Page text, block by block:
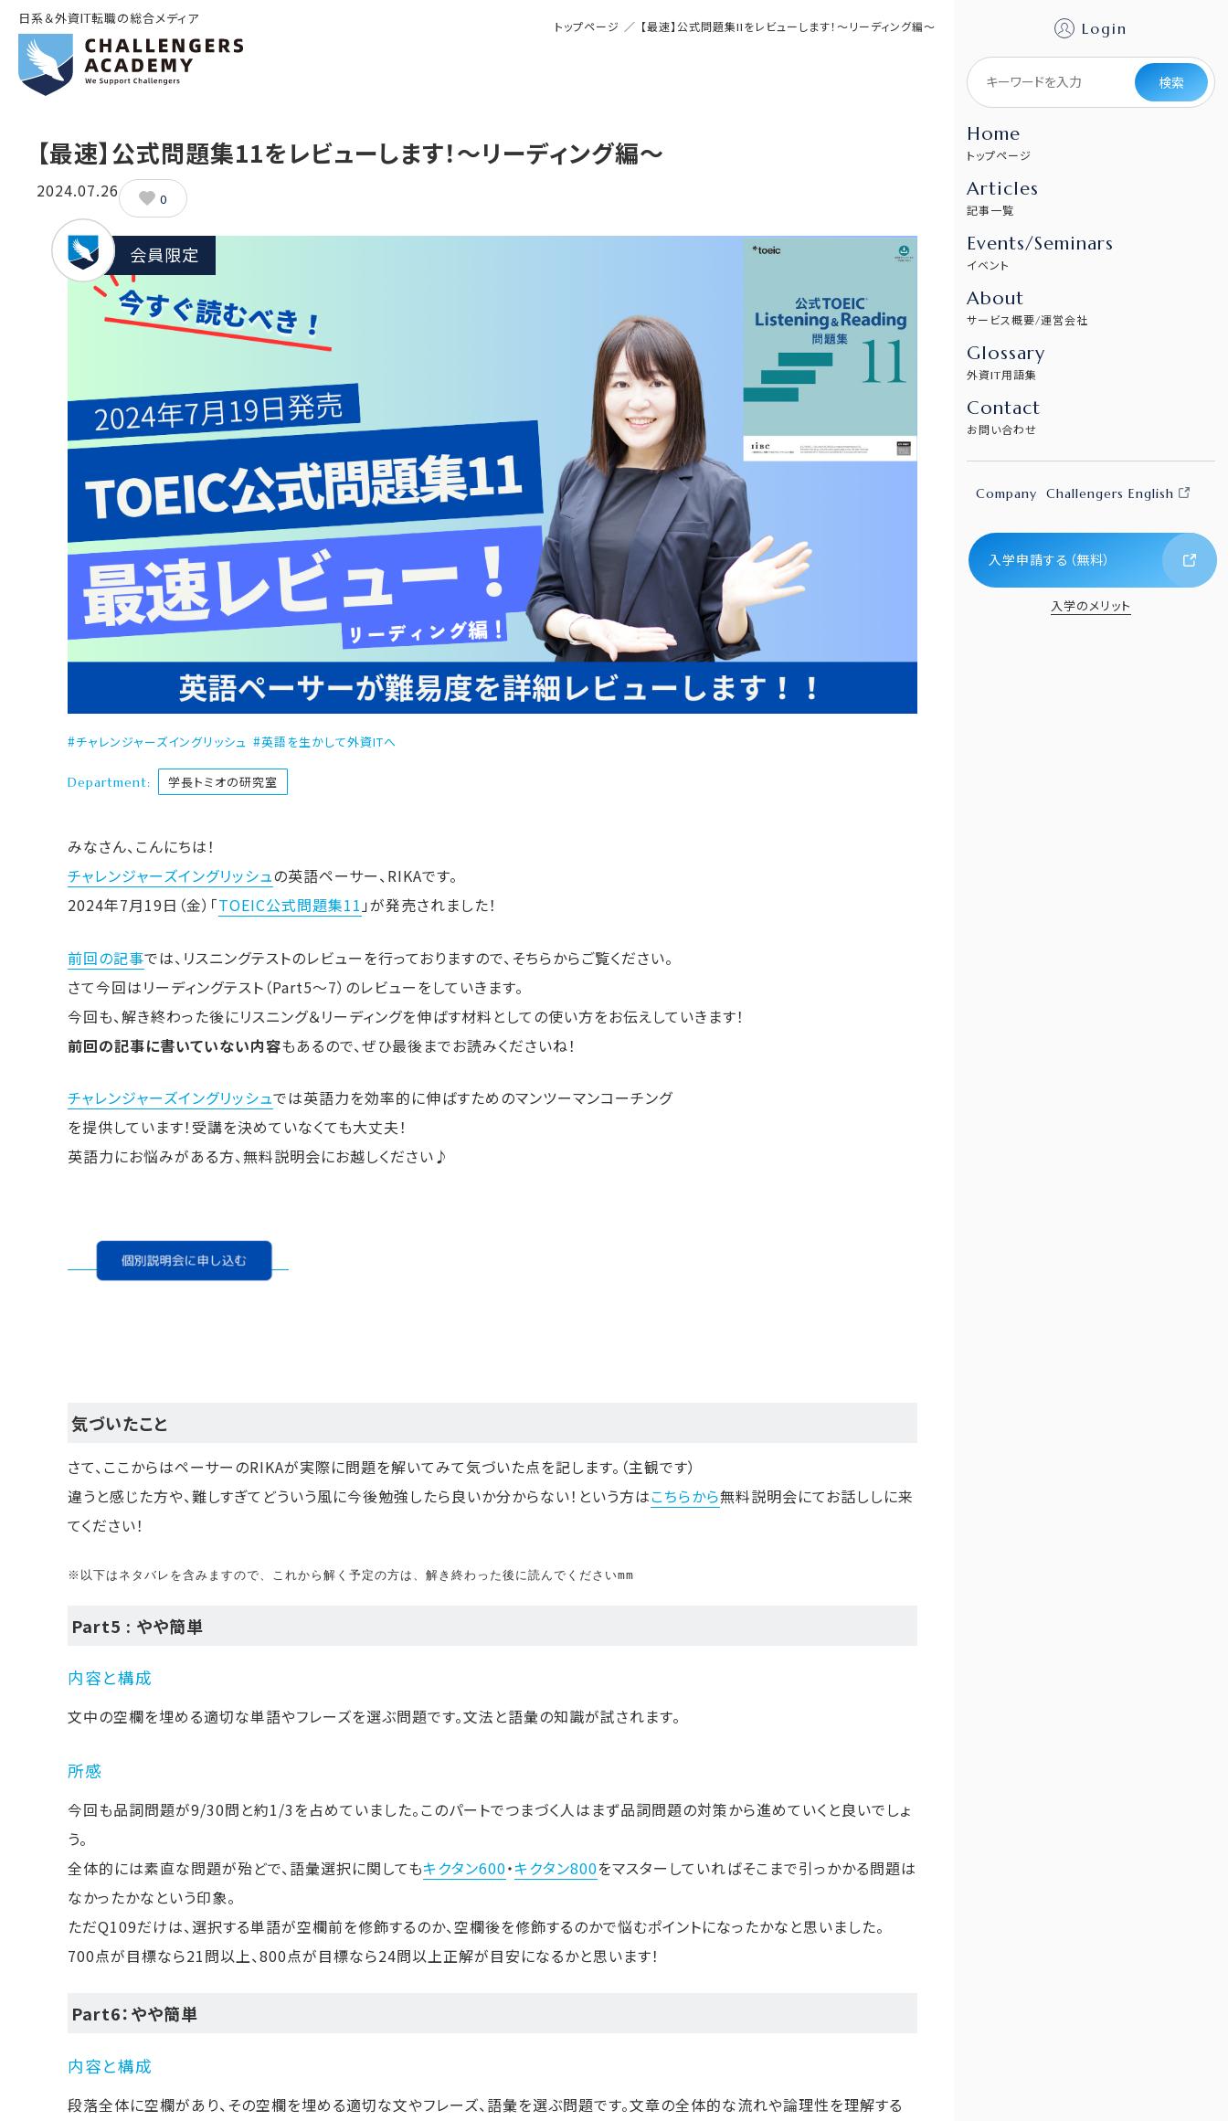
日系＆外資IT転職の総合メディア
Login
検索
Home
トップページ
Articles
記事一覧
Events/Seminars
イベント
About
サービス概要/運営会社
Glossary
外資IT用語集
Contact
お問い合わせ
Company Challengers English
入学申請する（無料）
入学のメリット
トップページ ／ 【最速】公式問題集11をレビューします！〜リーディング編〜
【最速】公式問題集11をレビューします！〜リーディング編〜
2024.07.26 0
会員限定
チャレンジャーズイングリッシュ 英語を生かして外資ITへ
Department: 学長トミオの研究室
みなさん、こんにちは！
チャレンジャーズイングリッシュの英語ペーサー、RIKAです。
2024年7月19日（金）「TOEIC公式問題集11 」が発売されました！
前回の記事では、リスニングテストのレビューを行っておりますので、そちらからご覧ください。
さて今回はリーディングテスト（Part5〜7）のレビューをしていきます。
今回も、解き終わった後にリスニング＆リーディングを伸ばす材料としての使い方をお伝えしていきます！
前回の記事に書いていない内容もあるので、ぜひ最後までお読みくださいね！
チャレンジャーズイングリッシュでは英語力を効率的に伸ばすためのマンツーマンコーチング
を提供しています！ 受講を決めていなくても大丈夫！
英語力にお悩みがある方、無料説明会にお越しください♪
気づいたこと
さて、ここからはペーサーのRIKAが実際に問題を解いてみて気づいた点を記します。（主観です）
違うと感じた方や、難しすぎてどういう風に今後勉強したら良いか分からない！という方はこちらから無料説明会にてお話ししに来
てください！
※以下はネタバレを含みますので、これから解く予定の方は、解き終わった後に読んでくださいmm
Part5 : やや簡単
内容と構成
文中の空欄を埋める適切な単語やフレーズを選ぶ問題です。文法と語彙の知識が試されます。
所感
今回も品詞問題が9/30問と約1/3を占めていました。このパートでつまづく人はまず品詞問題の対策から進めていくと良いでしょ
う。
全体的には素直な問題が殆どで、語彙選択に関してもキクタン600・キクタン800をマスターしていればそこまで引っかかる問題は
なかったかなという印象。
ただQ109だけは、選択する単語が空欄前を修飾するのか、空欄後を修飾するのかで悩むポイントになったかなと思いました。
700点が目標なら21問以上、800点が目標なら24問以上正解が目安になるかと思います！
Part6：やや簡単
内容と構成
段落全体に空欄があり、その空欄を埋める適切な文やフレーズ、語彙を選ぶ問題です。文章の全体的な流れや論理性を理解する